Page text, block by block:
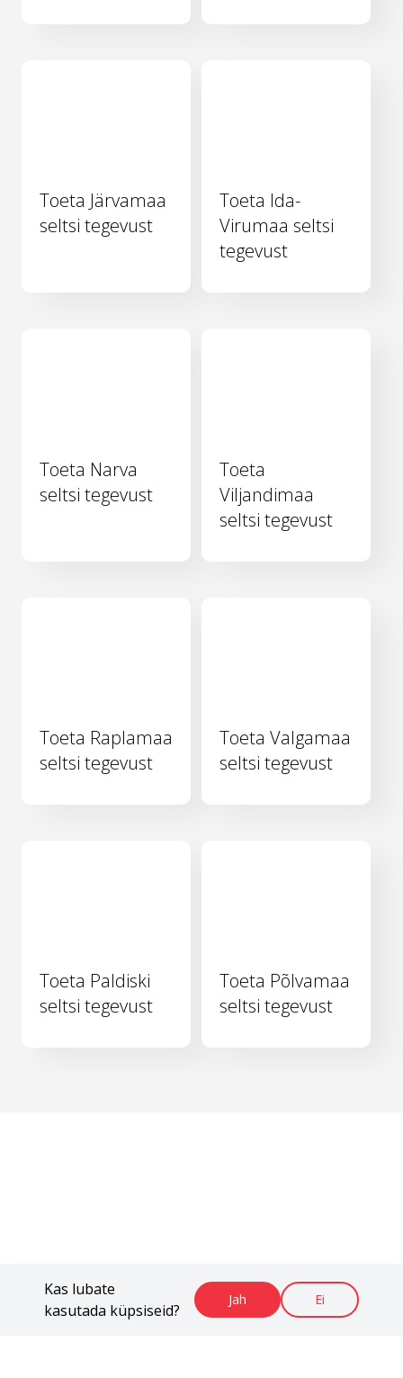
Kas lubate
kasutada küpsiseid?
Jah Ei
Toeta Järvamaa
seltsi tegevust
Toeta Ida-
Virumaa seltsi
tegevust
Toeta Narva
seltsi tegevust
Toeta
Viljandimaa
seltsi tegevust
Toeta Raplamaa
seltsi tegevust
Toeta Valgamaa
seltsi tegevust
Toeta Paldiski
seltsi tegevust
Toeta Põlvamaa
seltsi tegevust